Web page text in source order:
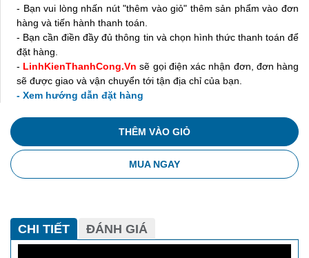
- Bạn vui lòng nhấn nút "thêm vào giỏ" thêm sản phẩm vào đơn
hàng và tiến hành thanh toán.
- Bạn cần điền đầy đủ thông tin và chọn hình thức thanh toán để
đặt hàng.
- LinhKienThanhCong.Vn sẽ gọi điện xác nhận đơn, đơn hàng
sẽ được giao và vận chuyển tới tận địa chỉ của bạn.
- Xem hướng dẫn đặt hàng
THÊM VÀO GIỎ
MUA NGAY
CHI TIẾT ĐÁNH GIÁ